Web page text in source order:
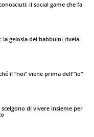
il social game che fa
gelosia dei babbuini rivela
il “noi” viene prima dell'”io”
di vivere insieme per